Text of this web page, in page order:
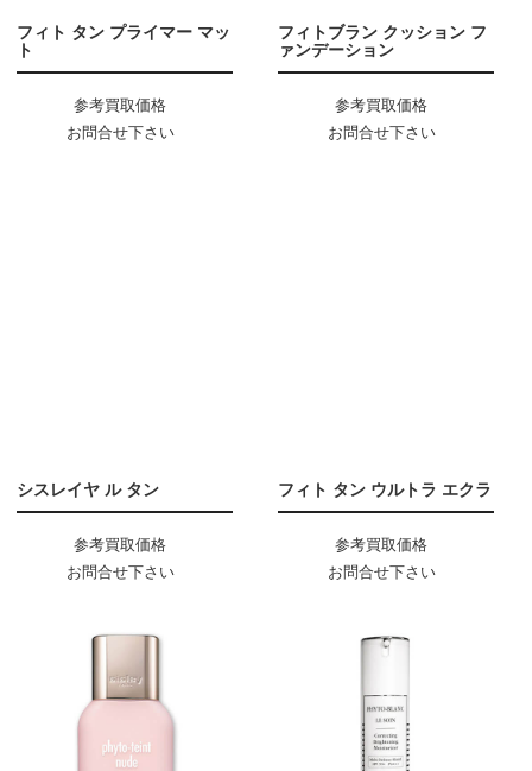
フィト タン プライマー マッ
ト
参考買取価格
お問合せ下さい
フィトブラン クッション フ
ァンデーション
参考買取価格
お問合せ下さい
シスレイヤ ル タン
参考買取価格
お問合せ下さい
フィト タン ウルトラ エクラ
参考買取価格
お問合せ下さい